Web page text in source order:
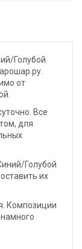
Голубой
от
Все
для
Голубой
их
Композиции